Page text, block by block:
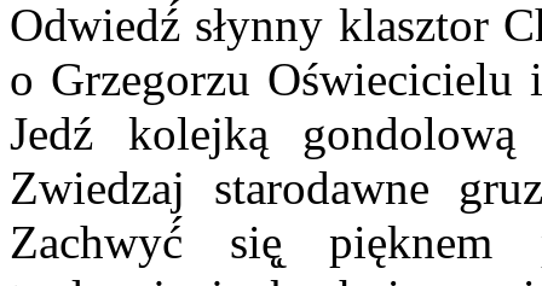
Odwiedź́ słynny klasztor
o Grzegorzu
Jedź kolejką
Zwiedzaj starodawne
Zachwyć́ się̨ pięknem